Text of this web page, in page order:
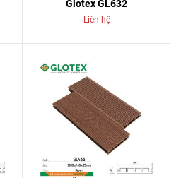
Glotex GL632
Liên hệ